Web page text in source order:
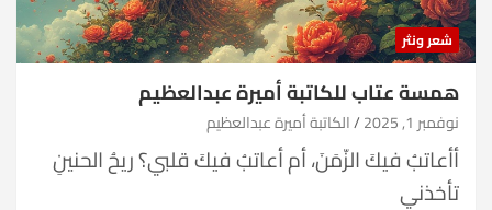
شعر ونثر
همسة عتاب للكاتبة أميرة عبدالعظيم
نوفمبر 1, 2025 الكاتبة أميرة عبدالعظيم
أأعاتبُ فيكَ الزّمَنَ، أم أعاتبُ فيكَ قلبي؟ ريحُ الحنينِ
تأخذني